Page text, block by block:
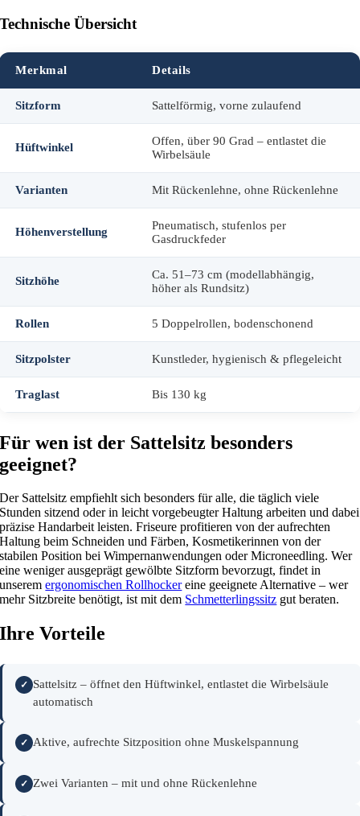
Technische Übersicht
Merkmal Details
Sitzform Sattelförmig, vorne zulaufend
Hüftwinkel
Offen, über 90 Grad – entlastet die
Wirbelsäule
Varianten Mit Rückenlehne, ohne Rückenlehne
Höhenverstellung
Pneumatisch, stufenlos per
Gasdruckfeder
Sitzhöhe
Ca. 51–73 cm (modellabhängig,
höher als Rundsitz)
Rollen 5 Doppelrollen, bodenschonend
Sitzpolster Kunstleder, hygienisch & pflegeleicht
Traglast Bis 130 kg
Für wen ist der Sattelsitz besonders
geeignet?
Der Sattelsitz empfiehlt sich besonders für alle, die täglich viele
Stunden sitzend oder in leicht vorgebeugter Haltung arbeiten und dabei
präzise Handarbeit leisten. Friseure profitieren von der aufrechten
Haltung beim Schneiden und Färben, Kosmetikerinnen von der
stabilen Position bei Wimpernanwendungen oder Microneedling. Wer
eine weniger ausgeprägt gewölbte Sitzform bevorzugt, findet in
unseremergonomischen Rollhockereine geeignete Alternative – wer
mehr Sitzbreite benötigt, ist mit dem Schmetterlingssitz gut beraten.
Ihre Vorteile
Sattelsitz – öffnet den Hüftwinkel, entlastet die Wirbelsäule
automatisch
Aktive, aufrechte Sitzposition ohne Muskelspannung
Zwei Varianten – mit und ohne Rückenlehne